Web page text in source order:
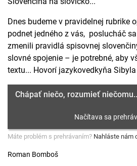
Dnes budeme v pravidelnej rubrike
podnet jedného z vás, poslucháč
zmenili pravidlá spisovnej
slovné spojenie – je potrebné, aby
textu... Hovorí jazykovedkyňa
Chápať niečo, rozumieť
Máte problém s prehrávaním? Nahláste nám
Roman Bomboš